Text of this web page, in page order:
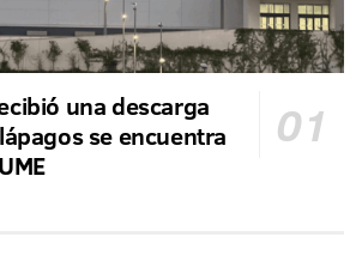
una descarga
se encuentra